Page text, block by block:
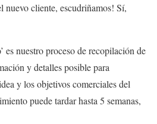
nuevo cliente, escudriñamos! Sí,
es nuestro proceso de recopilación de
y detalles posible para
y los objetivos comerciales del
puede tardar hasta 5 semanas,